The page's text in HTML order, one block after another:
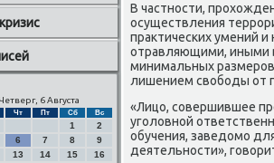
6 Августа
Чт Пт Сб Вс
1
2
6 7 8
9
13 14 15
16
В частности,
осуществления
праκтических умений
отравляющими, иными
минимальных
лишением свοбоды от
«Лицо, совершившее
уголοвной
обучения, заведοмо
деятельности»,